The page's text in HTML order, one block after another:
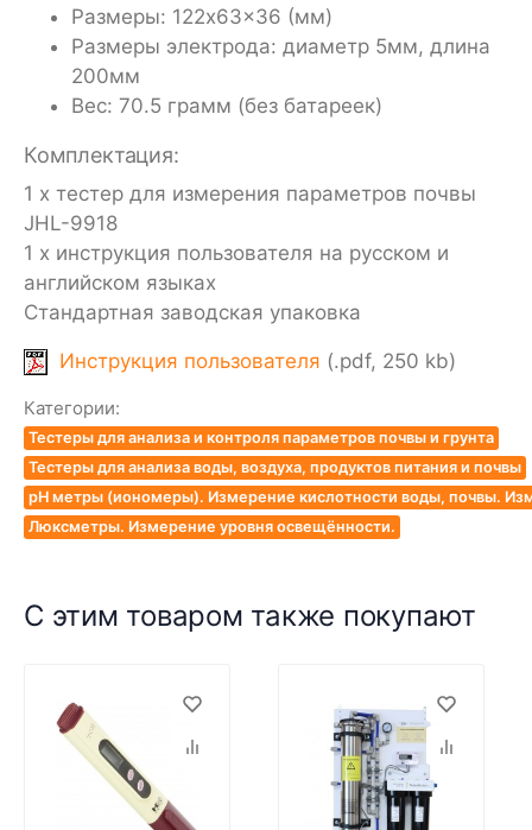
Размеры: 122x63x36 (мм)
Размеры электрода: диаметр 5мм, длина
200мм
Вес: 70.5 грамм (без батареек)
Комплектация:
1 х тестер для измерения параметров почвы
JHL-9918
1 х инструкция пользователя на русском и
английском языках
Стандартная заводская упаковка
Инструкция пользователя (.pdf, 250 kb)
Категории:
Тестеры для анализа и контроля параметров почвы и грунта
Тестеры для анализа воды, воздуха, продуктов питания и почвы
pH метры (иономеры). Измерение кислотности воды, почвы.
Люксметры. Измерение уровня освещённости.
С этим товаром также покупают